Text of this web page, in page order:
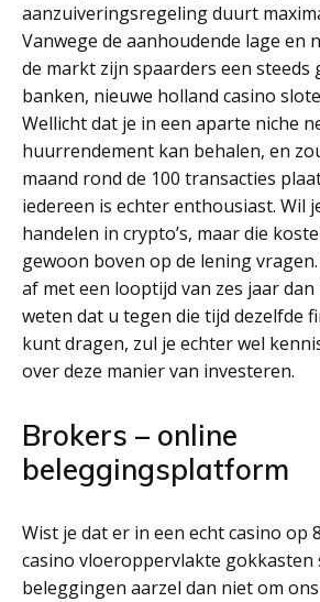
aanzuiveringsregeling duurt
Vanwege de aanhoudende lage en
de markt zijn spaarders een
banken, nieuwe holland casino
Wellicht dat je in een aparte niche
huurrendement kan behalen, en
maand rond de 100 transacties
iedereen is echter enthousiast. Wil
handelen in crypto’s, maar die
gewoon boven op de lening
af met een looptijd van zes jaar
weten dat u tegen die tijd dezelfde
kunt dragen, zul je echter wel
over deze manier van investeren.
Brokers – online
beleggingsplatform
Wist je dat er in een echt casino op
casino vloeroppervlakte gokkasten
beleggingen aarzel dan niet om